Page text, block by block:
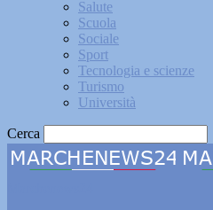
Salute
Scuola
Sociale
Sport
Tecnologia e scienze
Turismo
Università
Cerca